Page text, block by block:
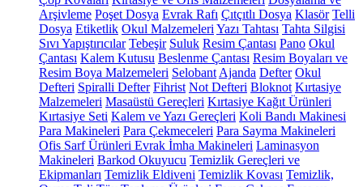
Arşivleme Poşet Dosya Evrak Rafı Çıtçıtlı Dosya Klasör Telli
Dosya Etiketlik Okul Malzemeleri Yazı Tahtası Tahta Silgisi
Sıvı Yapıştırıcılar Tebeşir Suluk Resim Çantası Pano Okul
Çantası Kalem Kutusu Beslenme Çantası Resim Boyaları ve
Resim Boya Malzemeleri Selobant Ajanda Defter Okul
Defteri Spiralli Defter Fihrist Not Defteri Bloknot Kırtasiye
Malzemeleri Masaüstü Gereçleri Kırtasiye Kağıt Ürünleri
Kırtasiye Seti Kalem ve Yazı Gereçleri Koli Bandı Makinesi
Para Makineleri Para Çekmeceleri Para Sayma Makineleri
Ofis Sarf Ürünleri Evrak İmha Makineleri Laminasyon
Makineleri Barkod Okuyucu Temizlik Gereçleri ve
Ekipmanları Temizlik Eldiveni Temizlik Kovası Temizlik,